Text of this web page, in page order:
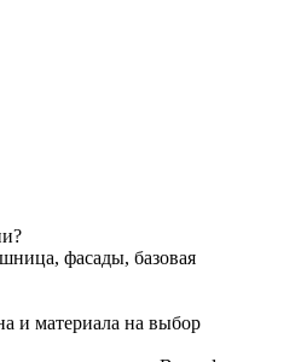
фасады, базовая
и материала на выбор